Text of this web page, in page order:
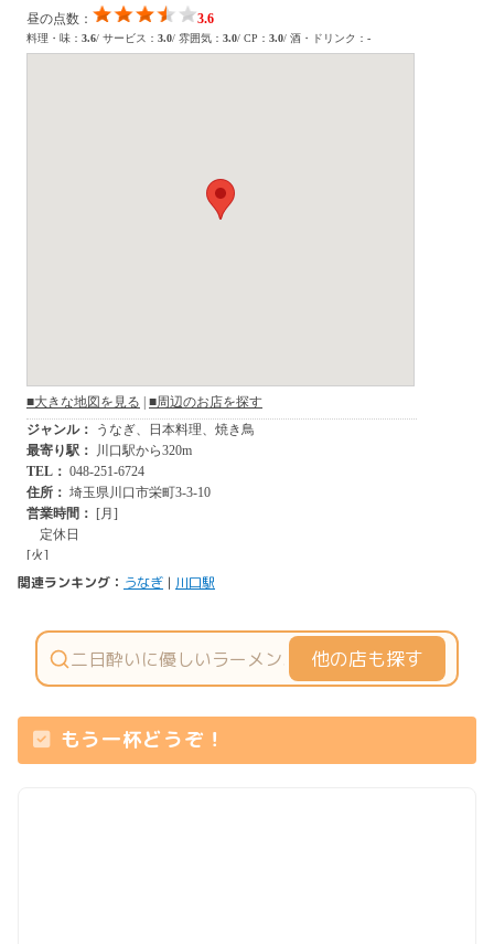
関連ランキング： うなぎ | 川口駅
他の店も探す
もう一杯どうぞ！